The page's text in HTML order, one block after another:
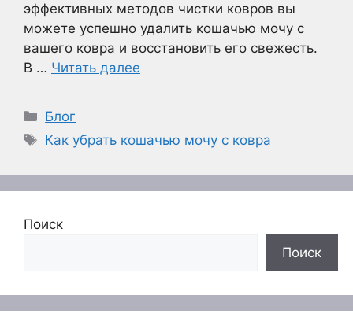
эффективных методов чистки ковров вы
можете успешно удалить кошачью мочу с
вашего ковра и восстановить его свежесть.
В … Читать далее
Рубрики
Блог
Метки
Как убрать кошачью мочу с ковра
Поиск
Поиск